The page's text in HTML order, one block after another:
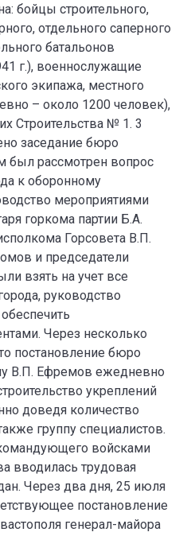
бойцы строительного,
отдельного саперного
батальонов
г.), военнослужащие
экипажа, местного
– около 1200 человек),
Строительства № 1. 3
заседание бюро
был рассмотрен вопрос
к оборонному
мероприятиями
горкома партии Б.А.
Горсовета В.П.
и председатели
взять на учет все
руководство
Через несколько
постановление бюро
В.П. Ефремов ежедневно
укреплений
доведя количество
группу специалистов.
войсками
вводилась трудовая
Через два дня, 25 июля
постановление
генерал-майора